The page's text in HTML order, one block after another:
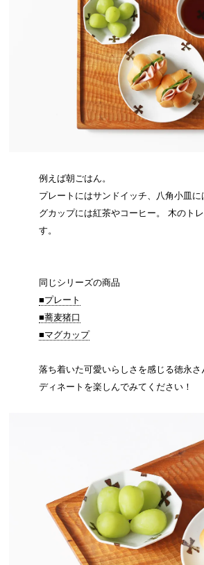
例えば朝ごはん。
プレートにはサンドイッチ、八角小皿に
グカップには紅茶やコーヒー。 木のト
す。
同じシリーズの商品
■プレート
■蕎麦猪口
■マグカップ
落ち着いた可愛いらしさを感じる徳永さ
ディネートを楽しんでみてください！